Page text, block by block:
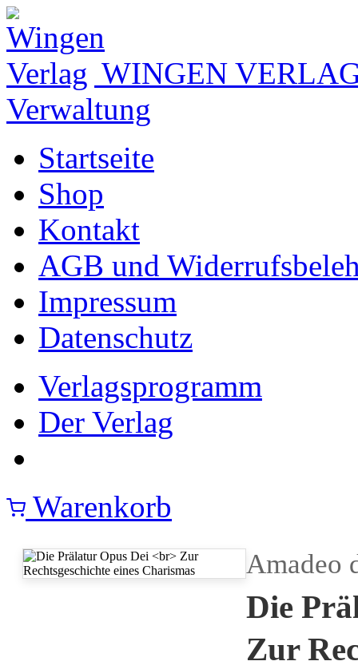
WINGEN
Verwaltung
Startseite
Shop
Kontakt
AGB und
Impressum
Datenschutz
Verlagsprogramm
Der Verlag
Warenkorb
Amadeo
Die
Zur